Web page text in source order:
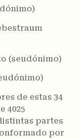
(seudónimo)
de estas 34
4025
partes
por